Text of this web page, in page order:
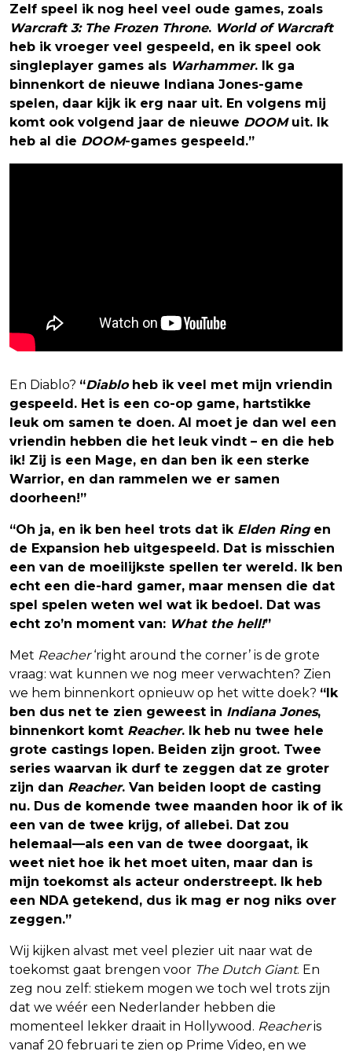
Zelf speel ik nog heel veel oude games, zoals
Warcraft 3: The Frozen Throne. World of Warcraft
heb ik vroeger veel gespeeld, en ik speel ook
singleplayer games als Warhammer. Ik ga
binnenkort de nieuwe Indiana Jones-game
spelen, daar kijk ik erg naar uit. En volgens mij
komt ook volgend jaar de nieuwe DOOMuit. Ik
heb al die DOOM-games gespeeld.”
En Diablo? “Diabloheb ik veel met mijn vriendin
gespeeld. Het is een co-op game, hartstikke
leuk om samen te doen. Al moet je dan wel een
vriendin hebben die het leuk vindt – en die heb
ik! Zij is een Mage, en dan ben ik een sterke
Warrior, en dan rammelen we er samen
doorheen!”
“Oh ja, en ik ben heel trots dat ik Elden Ringen
de Expansion heb uitgespeeld. Dat is misschien
een van de moeilijkste spellen ter wereld. Ik ben
echt een die-hard gamer, maar mensen die dat
spel spelen weten wel wat ik bedoel. Dat was
echt zo’n moment van: What the hell!”
Met Reacher‘right around the corner’ is de grote
vraag: wat kunnen we nog meer verwachten? Zien
we hem binnenkort opnieuw op het witte doek? “Ik
ben dus net te zien geweest in Indiana Jones,
binnenkort komt Reacher. Ik heb nu twee hele
grote castings lopen. Beiden zijn groot. Twee
series waarvan ik durf te zeggen dat ze groter
zijn dan Reacher. Van beiden loopt de casting
nu. Dus de komende twee maanden hoor ik of ik
een van de twee krijg, of allebei. Dat zou
helemaal—als een van de twee doorgaat, ik
weet niet hoe ik het moet uiten, maar dan is
mijn toekomst als acteur onderstreept. Ik heb
een NDA getekend, dus ik mag er nog niks over
zeggen.”
Wij kijken alvast met veel plezier uit naar wat de
toekomst gaat brengen voor The Dutch Giant. En
zeg nou zelf: stiekem mogen we toch wel trots zijn
dat we wéér een Nederlander hebben die
momenteel lekker draait in Hollywood. Reacheris
vanaf 20 februari te zien op Prime Video, en we